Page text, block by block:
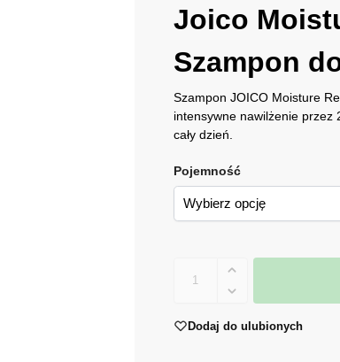
Joico
Szampon
Szampon JOICO Moisture
intensywne nawilżenie przez
cały dzień.
Pojemność
Dodaj do ulubionych